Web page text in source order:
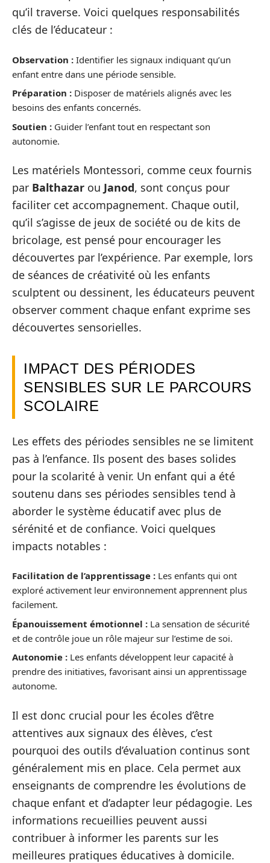
qu’il traverse. Voici quelques responsabilités
clés de l’éducateur :
Observation : Identifier les signaux indiquant qu’un
enfant entre dans une période sensible.
Préparation : Disposer de matériels alignés avec les
besoins des enfants concernés.
Soutien : Guider l’enfant tout en respectant son
autonomie.
Les matériels Montessori, comme ceux fournis
par Balthazar ou Janod, sont conçus pour
faciliter cet accompagnement. Chaque outil,
qu’il s’agisse de jeux de société ou de kits de
bricolage, est pensé pour encourager les
découvertes par l’expérience. Par exemple, lors
de séances de créativité où les enfants
sculptent ou dessinent, les éducateurs peuvent
observer comment chaque enfant exprime ses
découvertes sensorielles.
IMPACT DES PÉRIODES
SENSIBLES SUR LE PARCOURS
SCOLAIRE
Les effets des périodes sensibles ne se limitent
pas à l’enfance. Ils posent des bases solides
pour la scolarité à venir. Un enfant qui a été
soutenu dans ses périodes sensibles tend à
aborder le système éducatif avec plus de
sérénité et de confiance. Voici quelques
impacts notables :
Facilitation de l’apprentissage : Les enfants qui ont
exploré activement leur environnement apprennent plus
facilement.
Épanouissement émotionnel : La sensation de sécurité
et de contrôle joue un rôle majeur sur l’estime de soi.
Autonomie : Les enfants développent leur capacité à
prendre des initiatives, favorisant ainsi un apprentissage
autonome.
Il est donc crucial pour les écoles d’être
attentives aux signaux des élèves, c’est
pourquoi des outils d’évaluation continus sont
généralement mis en place. Cela permet aux
enseignants de comprendre les évolutions de
chaque enfant et d’adapter leur pédagogie. Les
informations recueillies peuvent aussi
contribuer à informer les parents sur les
meilleures pratiques éducatives à domicile.